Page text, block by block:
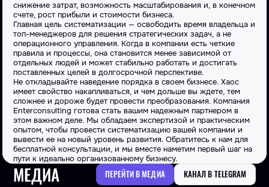
снижение затрат, возможность масштабирования и, в конечном
счете, рост прибыли и стоимости бизнеса.
Главная цель систематизации — освободить время владельца и
топ-менеджеров для решения стратегических задач, а не
операционного управления. Когда в компании есть четкие
правила и процессы, она становится менее зависимой от
отдельных людей и может стабильно работать и достигать
поставленных целей в долгосрочной перспективе.
Не откладывайте наведение порядка в своем бизнесе. Хаос
имеет свойство накапливаться, и чем дольше вы ждете, тем
сложнее и дороже будет провести преобразования. Компания
Enterconsulting готова стать вашим надежным партнером в
этом важном деле. Мы обладаем экспертизой и практическим
опытом, чтобы провести систематизацию вашей компании и
вывести ее на новый уровень развития. Обратитесь к нам для
бесплатной консультации, и мы вместе наметим первый шаг на
пути к идеально организованному бизнесу.
МЕДИА ПЕРЕЙТИ В МЕДИА КАНАЛ В TELEGRAM